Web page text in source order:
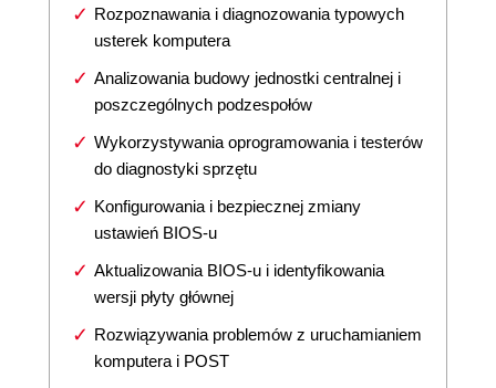
Rozpoznawania i diagnozowania typowych
usterek komputera
Analizowania budowy jednostki centralnej i
poszczególnych podzespołów
Wykorzystywania oprogramowania i testerów
do diagnostyki sprzętu
Konfigurowania i bezpiecznej zmiany
ustawień BIOS-u
Aktualizowania BIOS-u i identyfikowania
wersji płyty głównej
Rozwiązywania problemów z uruchamianiem
komputera i POST